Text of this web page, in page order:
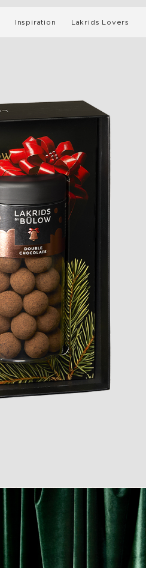
SUMMER
LÄS MER OM
CERTIFIERING
Inspiration
Recept
Lakrids Lovers